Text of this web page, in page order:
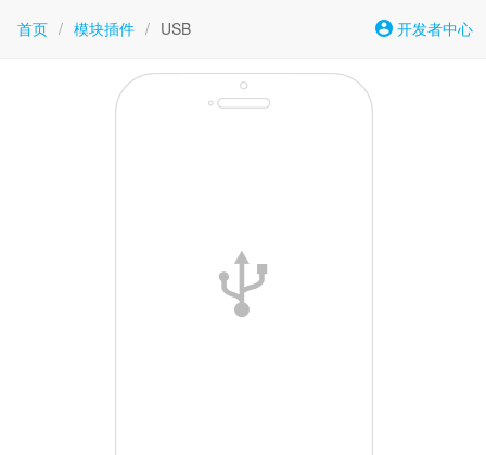
首页 / 模块插件 / USB 开发者中心